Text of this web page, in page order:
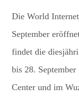
Die World
September
findet die
bis 28.
Center und im